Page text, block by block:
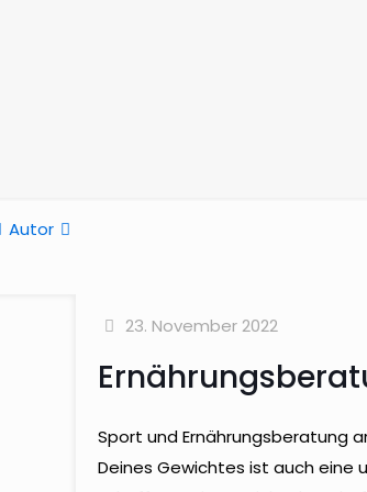
Autor
23. November 2022
Sport und Ernährungsberatung
Deines Gewichtes ist auch eine